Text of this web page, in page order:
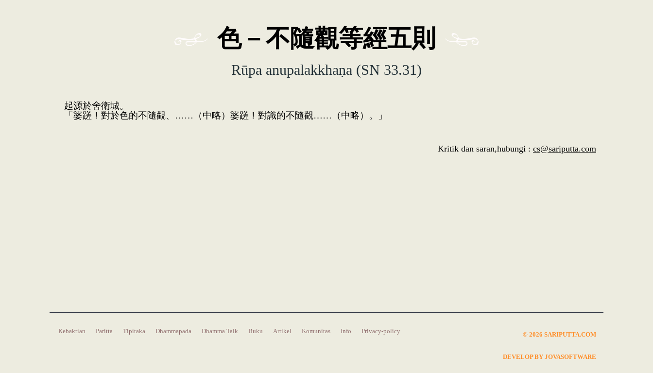
色－不隨觀等經五則
Rūpa anupalakkhaṇa (SN 33.31)
起源於舍衛城。
「婆蹉！對於色的不隨觀、……（中略）婆蹉！對識的不隨觀……（中略）。」
Kritik dan saran,hubungi : cs@sariputta.com
Kebaktian Paritta Tipitaka Dhammapada Dhamma Talk Buku Artikel Komunitas Info Privacy-policy © 2026 SARIPUTTA.COM
DEVELOP BY JOVASOFTWARE